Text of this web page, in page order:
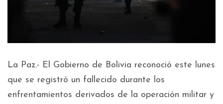
La Paz.- El Gobierno de Bolivia reconoció este lunes
que se registró un fallecido durante los
enfrentamientos derivados de la operación militar y